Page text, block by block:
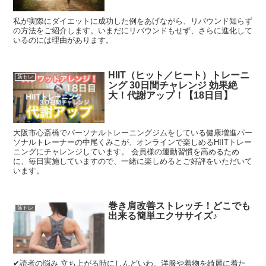
私が実際にダイエットに成功した例をあげながら、リバウンド知らず
の方法をご紹介します。いまだにリバウンドもせず、さらに進化して
いるのには理由があります。
筋トレ
HIIT（ヒット／ヒート）トレーニ
ング 30日間チャレンジ 効果絶
大！代謝アップ！【18日目】
大阪市心斎橋でパーソナルトレーニングジムをしている健康増進パー
ソナルトレーナーの中尾くみこが、オンラインで楽しめるHIITトレー
ニングにチャレンジしています。 会員様の運動習慣を高めるため
に、毎日実施していますので、一緒に楽しめるとご好評をいただいて
います。
筋トレ
巻き肩改善ストレッチ！どこでも
出来る簡単エクササイズ♪
✔︎読者の悩み 立ち上がる時にしんどいわ。洋服や着物を綺麗に着た